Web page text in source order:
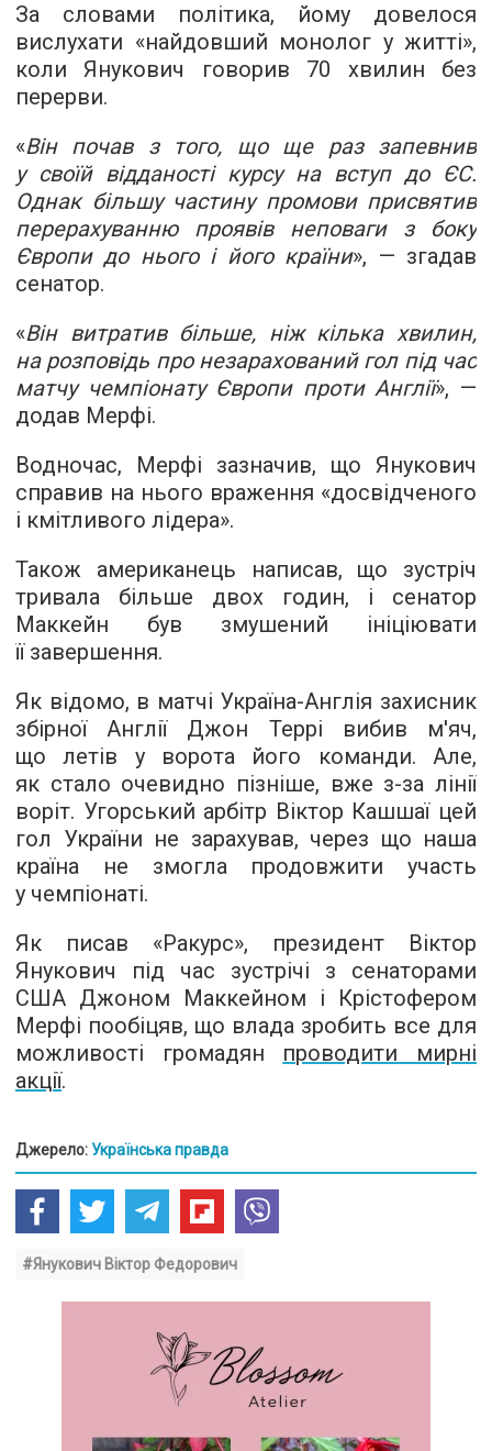
За словами політика, йому довелося
вислухати «найдовший монолог у житті»,
коли Янукович говорив 70 хвилин без
перерви.
«Він почав з того, що ще раз запевнив
у своїй відданості курсу на вступ до ЄС.
Однак більшу частину промови присвятив
перерахуванню проявів неповаги з боку
Європи до нього і його країни», — згадав
сенатор.
«Він витратив більше, ніж кілька хвилин,
на розповідь про незарахований гол під час
матчу чемпіонату Європи проти Англії», —
додав Мерфі.
Водночас, Мерфі зазначив, що Янукович
справив на нього враження «досвідченого
і кмітливого лідера».
Також американець написав, що зустріч
тривала більше двох годин, і сенатор
Маккейн був змушений ініціювати
її завершення.
Як відомо, в матчі Україна-Англія захисник
збірної Англії Джон Террі вибив м'яч,
що летів у ворота його команди. Але,
як стало очевидно пізніше, вже з-за лінії
воріт. Угорський арбітр Віктор Кашшаї цей
гол України не зарахував, через що наша
країна не змогла продовжити участь
у чемпіонаті.
Як писав «Ракурс», президент Віктор
Янукович під час зустрічі з сенаторами
США Джоном Маккейном і Крістофером
Мерфі пообіцяв, що влада зробить все для
можливості громадян проводити мирні
акції.
Джерело: Українська правда
#Янукович Віктор Федорович